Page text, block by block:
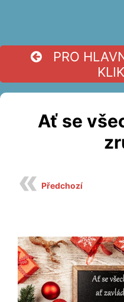
PRO
Ať se
Předchozí